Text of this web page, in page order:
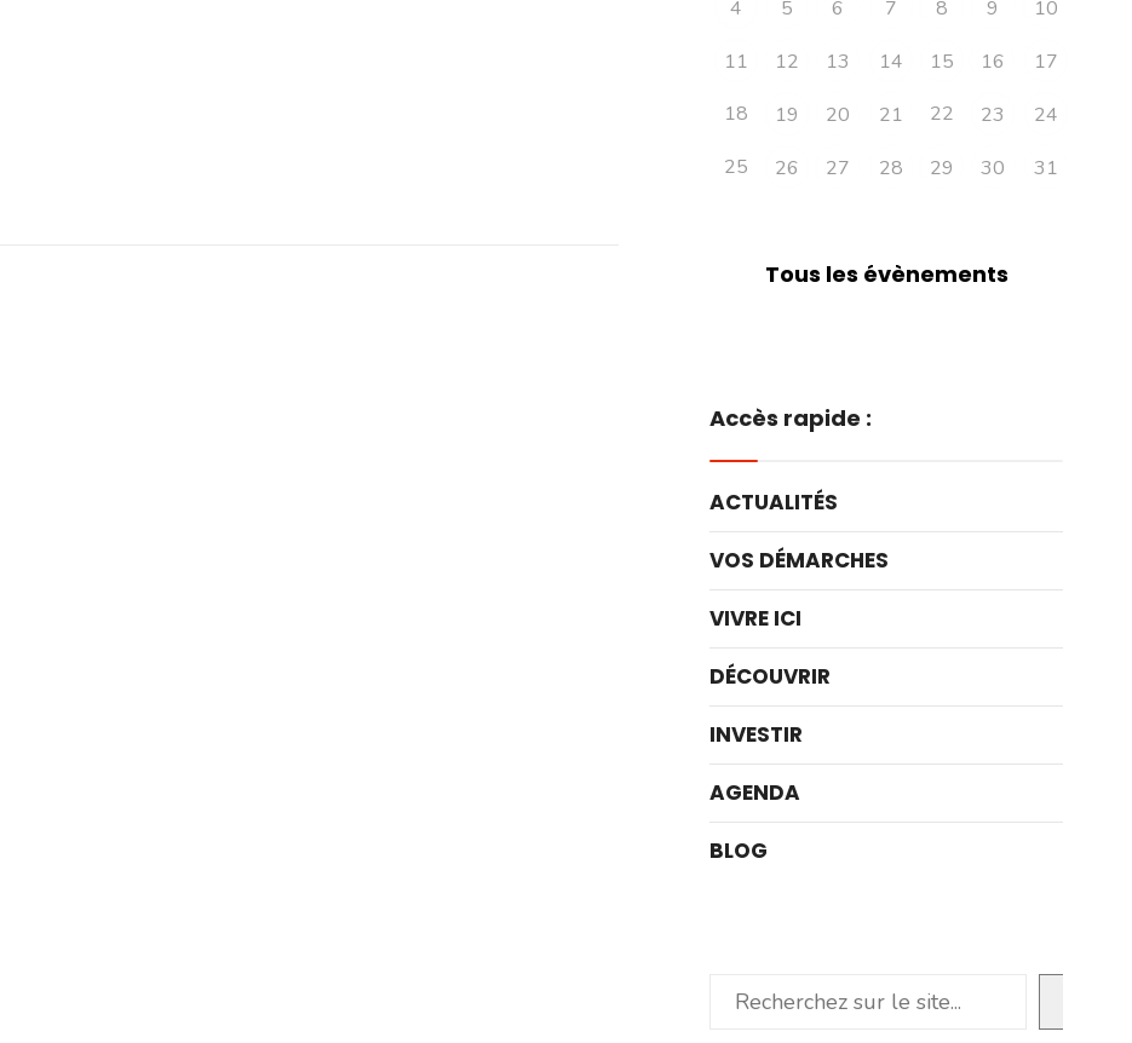
4
5 6 7 8 9
10
11
12 13 14 15 16
17
18
19 20 21 22 23
24
25
26 27 28 29 30 31
Tous les évènements
Accès rapide :
ACTUALITÉS
VOS DÉMARCHES
VIVRE ICI
DÉCOUVRIR
INVESTIR
AGENDA
BLOG
Rechercher